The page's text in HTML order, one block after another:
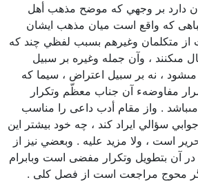
دارد بر وجهي كه موضح مذهب أهل
كه واقع است ميان مذهب ايشان
از متكلمان وغيرهم بسبب لفظي چند كه
مىكنند ، وآن جمله وغيره بر سبيل
، نه بر سبيل اعتراض ، سيما كه
مفاوضهء آن جناب معظّم وتكرار
. واز مقام أدب داعى را مناسب
سؤالي ايراد كند ، چه خود بيشتر اين
است ، ولا مزيد عليه . وبعضي نيز از
در آن بتطويل وتكرار مفضى است وبابرام
محوج مراجعت است از فصل كلى .